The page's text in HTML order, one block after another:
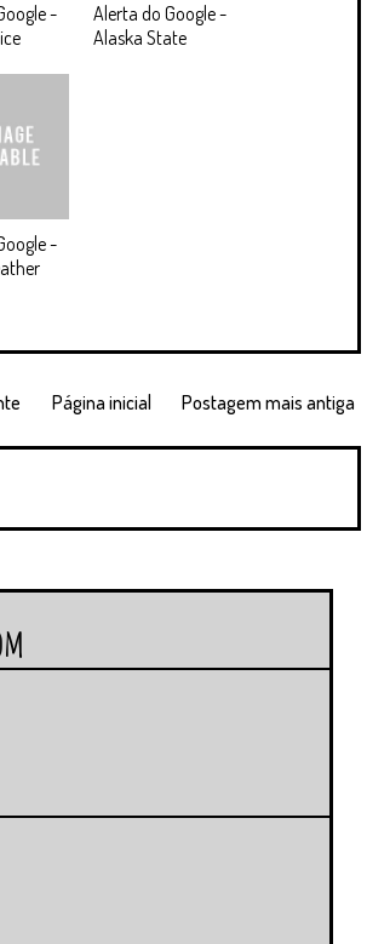
-
Alerta do Google -
Alaska State
-
Postagem mais antiga
Página inicial